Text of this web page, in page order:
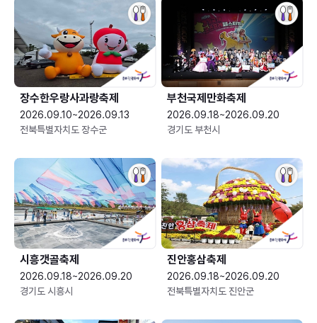
장수한우랑사과랑축제
2026.09.10~2026.09.13
전북특별자치도 장수군
부천국제만화축제
2026.09.18~2026.09.20
경기도 부천시
시흥갯골축제
2026.09.18~2026.09.20
경기도 시흥시
진안홍삼축제
2026.09.18~2026.09.20
전북특별자치도 진안군